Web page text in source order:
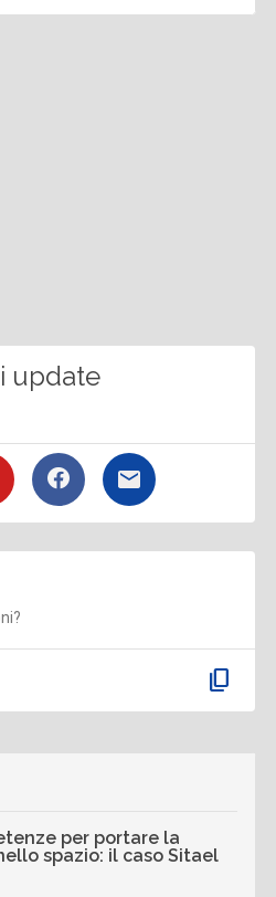
update
content_copy
per portare la
spazio: il caso Sitael